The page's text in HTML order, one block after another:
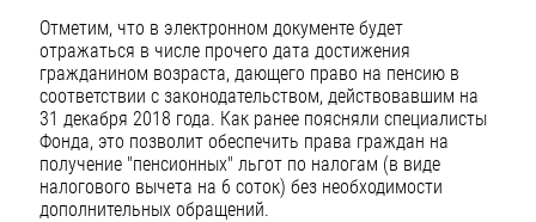
Отметим, что в электронном документе будет
отражаться в числе прочего дата достижения
гражданином возраста, дающего право на пенсию в
соответствии с законодательством, действовавшим на
31 декабря 2018 года. Как ранее поясняли специалисты
Фонда, это позволит обеспечить права граждан на
получение "пенсионных" льгот по налогам (в виде
налогового вычета на 6 соток) без необходимости
дополнительных обращений.